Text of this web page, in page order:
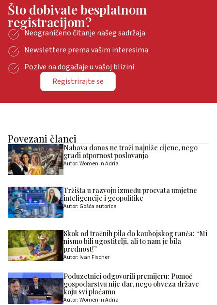
Što dobivate besplatnom
registracijom?
Neograničeno čitanje našeg sadržaja
Newslettere prema vašim interesima
Pozive na događaje u vašoj blizini
Registrirajte se
Povezani članci
Nabava danas ne traži najniže cijene, nego
gradi otpornost poslovanja
Autor: Women in Adria
Tržišta u razvoju između procvata umjetne
inteligencije i geopolitike
Autor: Gošća autorica
Skok od tračnih pila do kaubojskog ranča: “Mi
nismo bili ugostitelji, ali to nam je bila
prednost!”
Autor: Ivan Fischer
Poduzetnici odgovorili premijeru: Pomoć
gospodarstvu nije dar, nego obveza države
koju svi plaćamo
Autor: Women in Adria